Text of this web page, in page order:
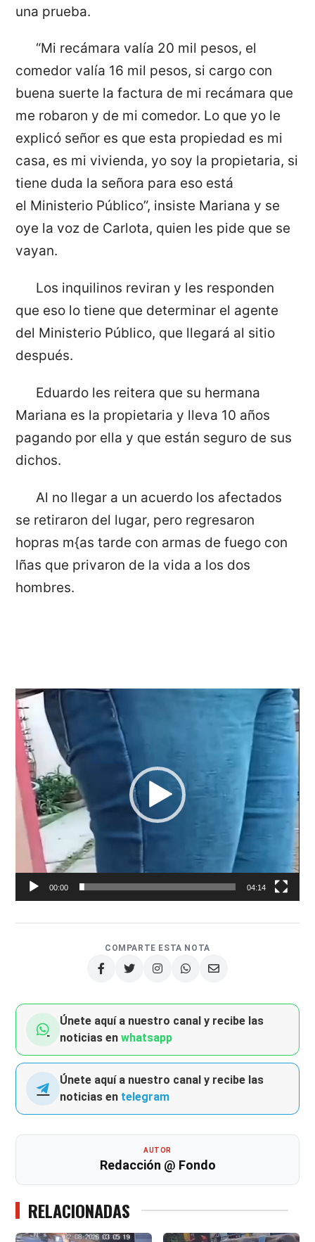
una prueba.
“Mi recámara valía 20 mil pesos, el
comedor valía 16 mil pesos, si cargo con
buena suerte la factura de mi recámara que
me robaron y de mi comedor. Lo que yo le
explicó señor es que esta propiedad es mi
casa, es mi vivienda, yo soy la propietaria, si
tiene duda la señora para eso está
el Ministerio Público”, insiste Mariana y se
oye la voz de Carlota, quien les pide que se
vayan.
Los inquilinos reviran y les responden
que eso lo tiene que determinar el agente
del Ministerio Público, que llegará al sitio
después.
Eduardo les reitera que su hermana
Mariana es la propietaria y lleva 10 años
pagando por ella y que están seguro de sus
dichos.
Al no llegar a un acuerdo los afectados
se retiraron del lugar, pero regresaron
hopras m{as tarde con armas de fuego con
lñas que privaron de la vida a los dos
hombres.
Reproductor
de
vídeo
00:00 04:14
COMPARTE ESTA NOTA
Únete aquí a nuestro canal y recibe las
noticias enwhatsapp
Únete aquí a nuestro canal y recibe las
noticias en telegram
AUTOR
Redacción @ Fondo
RELACIONADAS